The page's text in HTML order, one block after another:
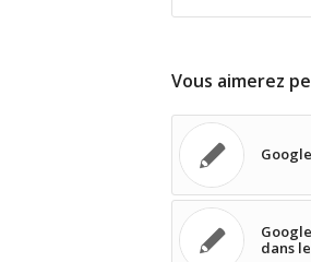
Vous aimerez
dans